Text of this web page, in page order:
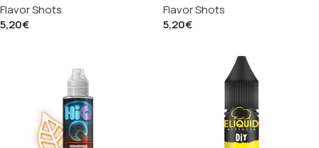
Flavor Shots
5,20€
Flavor Shots
5,20€